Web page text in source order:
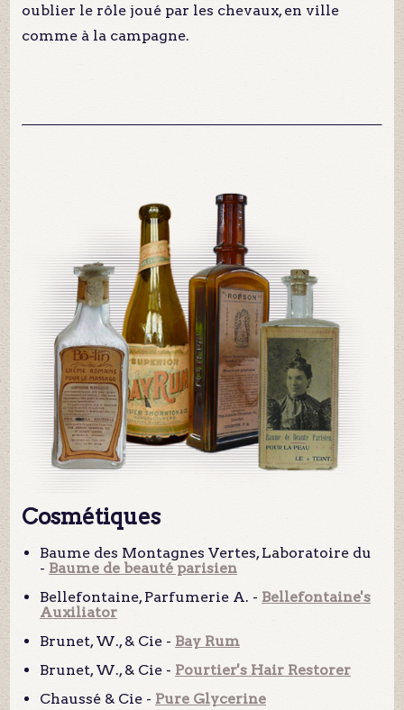
oublier le rôle joué par les chevaux, en ville
comme à la campagne.
Cosmétiques
Baume des Montagnes Vertes, Laboratoire du
- Baume de beauté parisien
Bellefontaine, Parfumerie A. - Bellefontaine's
Auxiliator
Brunet, W., & Cie - Bay Rum
Brunet, W., & Cie - Pourtier's Hair Restorer
Chaussé & Cie - Pure Glycerine